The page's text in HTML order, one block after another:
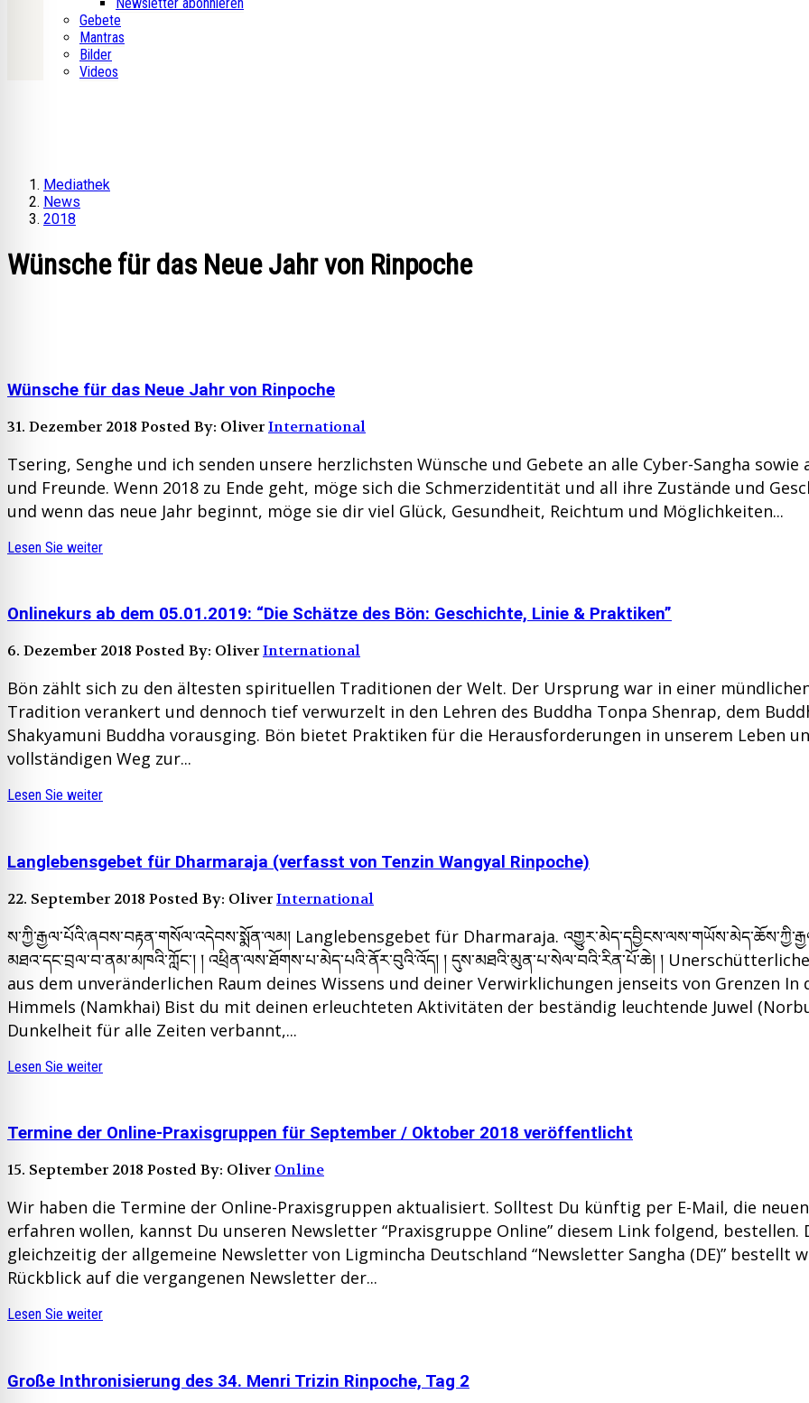
Newsletter abonnieren
Gebete
Mantras
Bilder
Videos
Mediathek
News
2018
Wünsche für das Neue Jahr von Rinpoche
Wünsche für das Neue Jahr von Rinpoche
31. Dezember 2018 Posted By: OliverInternational
Tsering, Senghe und ich senden unsere herzlichsten Wünsche und Gebete an alle Cyber-Sangha sowie
und Freunde. Wenn 2018 zu Ende geht, möge sich die Schmerzidentität und all ihre Zustände und
und wenn das neue Jahr beginnt, möge sie dir viel Glück, Gesundheit, Reichtum und Möglichkeiten...
Lesen Sie weiter
Onlinekurs ab dem 05.01.2019: “Die Schätze des Bön: Geschichte, Linie & Praktiken”
6. Dezember 2018 Posted By: OliverInternational
Bön zählt sich zu den ältesten spirituellen Traditionen der Welt. Der Ursprung war in einer
Tradition verankert und dennoch tief verwurzelt in den Lehren des Buddha Tonpa Shenrap, dem
Shakyamuni Buddha vorausging. Bön bietet Praktiken für die Herausforderungen in unserem Leben
vollständigen Weg zur...
Lesen Sie weiter
Langlebensgebet für Dharmaraja (verfasst von Tenzin Wangyal Rinpoche)
22. September 2018 Posted By: OliverInternational
ས་ཀྱི་རྒྱལ་པོའི་ཞབས་བརྟན་གསོལ་འདེབས་སྨོན་ལམ། Langlebensgebet für Dharmaraja.
མཐའ་དང་བྲལ་བ་ནམ་མཁའི་ཀློང་། ། འཕྲིན་ལས་ཐོགས་པ་མེད་པའི་ནོར་བུའི་འོད། ། དུས་མཐའི་མུན་པ་སེལ་བའི་རིན་པོ་ཆེ། །
aus dem unveränderlichen Raum deines Wissens und deiner Verwirklichungen jenseits von Grenzen In
Himmels (Namkhai) Bist du mit deinen erleuchteten Aktivitäten der beständig leuchtende Juwel
Dunkelheit für alle Zeiten verbannt,...
Lesen Sie weiter
Termine der Online-Praxisgruppen für September / Oktober 2018 veröffentlicht
15. September 2018 Posted By: Oliver Online
Wir haben die Termine der Online-Praxisgruppen aktualisiert. Solltest Du künftig per E-Mail, die
erfahren wollen, kannst Du unseren Newsletter “Praxisgruppe Online” diesem Link folgend, bestellen.
gleichzeitig der allgemeine Newsletter von Ligmincha Deutschland “Newsletter Sangha (DE)” bestellt
Rückblick auf die vergangenen Newsletter der...
Lesen Sie weiter
Große Inthronisierung des 34. Menri Trizin Rinpoche, Tag 2